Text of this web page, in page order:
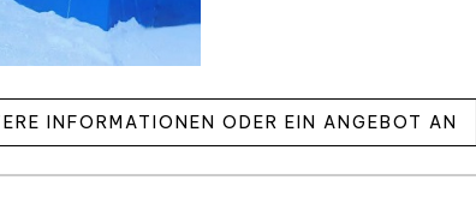
INFORMATIONEN ODER EIN ANGEBOT AN